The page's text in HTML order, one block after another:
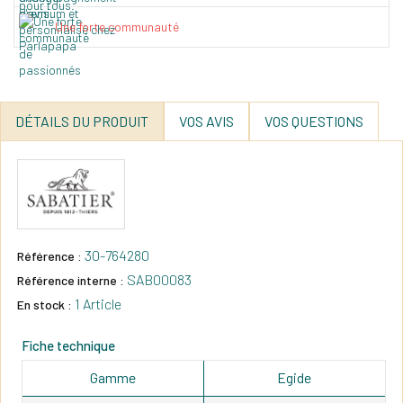
Une forte communauté
DÉTAILS DU PRODUIT VOS AVIS VOS QUESTIONS
Référence : 30-764280
Référence interne : SAB00083
En stock : 1 Article
Fiche technique
Gamme Egide